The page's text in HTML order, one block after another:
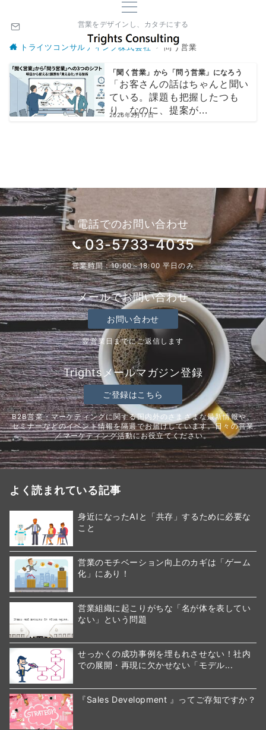
営業をデザインし、カタチにする
トライツコンサルティング株式会社 問う営業
「聞く営業」から「問う営業」になろう
「お客さんの話はちゃんと聞い
ている。課題も把握したつも
り。なのに、提案が...
2026年2月17日
電話でのお問い合わせ
03-5733-4035
営業時間：10:00～18:00 平日のみ
メールでお問い合わせ
お問い合わせ
翌営業日までにご返信します
Trightsメールマガジン登録
ご登録はこちら
B2B営業・マーケティングに関する国内外のさまざまな最新情報や、
セミナーなどのイベント情報を隔週でお届けしています。日々の営業
／マーケティング活動にお役立てください。
よく読まれている記事
身近になったAIと「共存」するために必要な
こと
営業のモチベーション向上のカギは「ゲーム
化」にあり！
営業組織に起こりがちな「名が体を表してい
ない」という問題
せっかくの成功事例を埋もれさせない！社内
での展開・再現に欠かせない「モデル...
『Sales Development 』ってご存知ですか？